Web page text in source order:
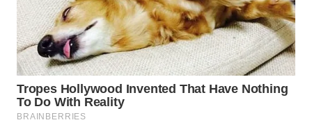
DESA
WISATA
LAPAK
WAHANA
Wahana
Network